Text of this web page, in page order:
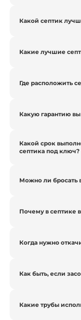
Какой септик
Какие лучшие
Где расположить
Какую гарантию вы
Какой срок
септика под ключ?
Можно ли бросать
Почему в септике
Когда нужно
Как быть, если
Какие трубы